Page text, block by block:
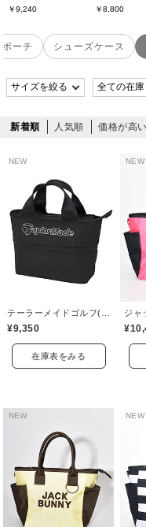
￥9,240 ￥8,800
ーチ シューズケース
新着順 人気順 価格が高
NEW
¥9,350
在庫表をみる
NEW
NEW NEW